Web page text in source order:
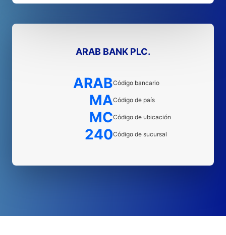
ARAB BANK PLC.
ARABCódigo bancario
MACódigo de país
MCCódigo de ubicación
240Código de sucursal